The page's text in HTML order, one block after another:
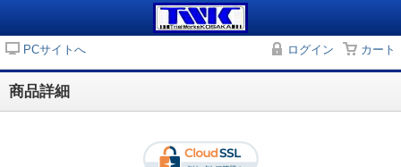
PCサイトへ ログイン カート
商品詳細